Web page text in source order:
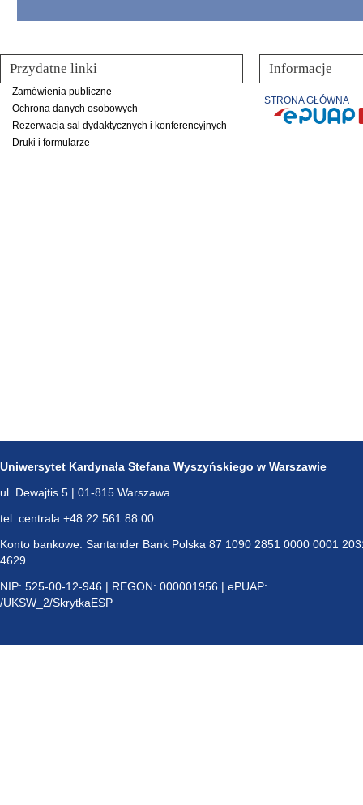
Przydatne linki
Zamówienia publiczne
Ochrona danych osobowych
Rezerwacja sal dydaktycznych i konferencyjnych
Druki i formularze
Informacje
STRONA GŁÓWNA
Uniwersytet Kardynała Stefana Wyszyńskiego w Warszawie
ul. Dewajtis 5 | 01-815 Warszawa
tel. centrala +48 22 561 88 00
Konto bankowe: Santander Bank Polska 87 1090 2851 0000 0001
4629
NIP: 525-00-12-946 | REGON: 000001956 | ePUAP:
/UKSW_2/SkrytkaESP